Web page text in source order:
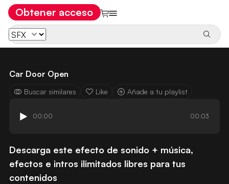
Obtener acceso
Car Door Open
Buscar similares Like Añade a tu playlist
00:00 00:03
Descarga este efecto de sonido + música,
efectos e intros ilimitados libres para tus
contenidos